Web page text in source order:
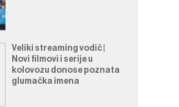
Veliki streaming vodič |
Novi filmovi i serije u
kolovozu donose poznata
glumačka imena